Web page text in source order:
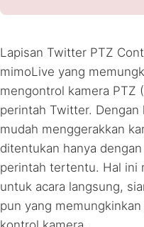
Lapisan Twitter PTZ
mimoLive yang
mengontrol kamera PTZ
perintah Twitter. Dengan
mudah menggerakkan
ditentukan hanya
perintah tertentu. Hal ini
untuk acara langsung,
pun yang